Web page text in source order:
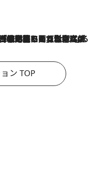
てられない…」「サーチャージ料の高値が続いている」ホルムズ海峡封鎖による影響はいつまで続く？《エネルギー専門家に聞く“どうなる日本の暮らし”》
ン TOP